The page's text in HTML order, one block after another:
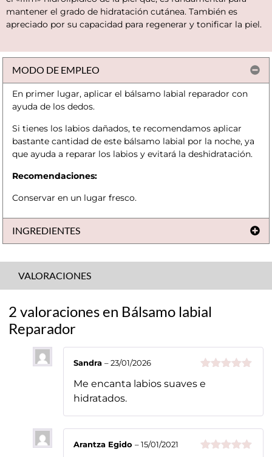
mantener el grado de hidratación cutánea. También es
apreciado por su capacidad para regenerar y tonificar la piel.
MODO DE EMPLEO
En primer lugar, aplicar el bálsamo labial reparador con
ayuda de los dedos.
Si tienes los labios dañados, te recomendamos aplicar
bastante cantidad de este bálsamo labial por la noche, ya
que ayuda a reparar los labios y evitará la deshidratación.
Recomendaciones:
Conservar en un lugar fresco.
INGREDIENTES
VALORACIONES
2 valoraciones en Bálsamo labial
Reparador
con
Sandra– 23/01/2026
Me encanta labios suaves e
hidratados.
Arantza Egido– 15/01/2021